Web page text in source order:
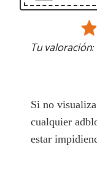
Tu valoración:
Si no
cualquier
estar